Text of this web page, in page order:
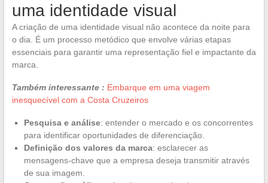
uma identidade visual
A criação de uma identidade visual não acontece da noite para
o dia. É um processo metódico que envolve várias etapas
essenciais para garantir uma representação fiel e impactante da
marca.
Também interessante : Embarque em uma viagem
inesquecível com a Costa Cruzeiros
Pesquisa e análise: entender o mercado e os concorrentes
para identificar oportunidades de diferenciação.
Definição dos valores da marca: esclarecer as
mensagens-chave que a empresa deseja transmitir através
de sua imagem.